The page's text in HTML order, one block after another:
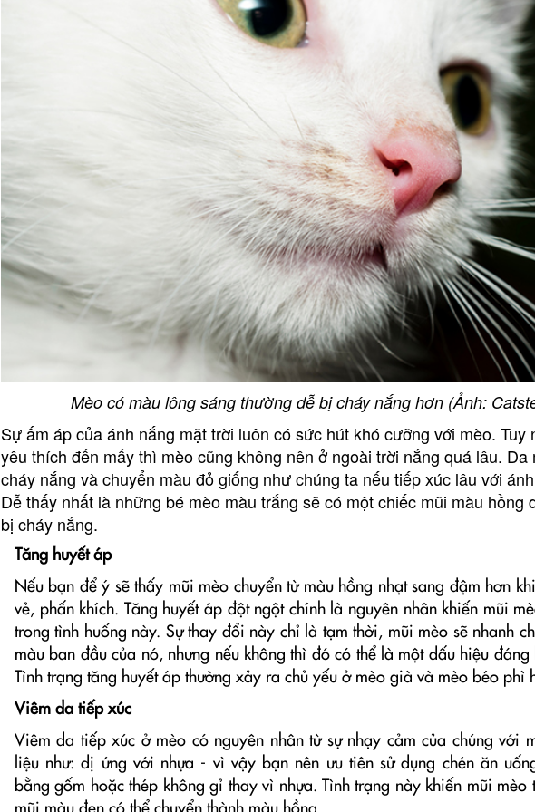
Mèo có màu lông sáng thường dễ bị cháy nắng hơn (Ảnh:
Sự ấm áp của ánh nắng mặt trời luôn có sức hút khó cưỡng với mèo. Tuy
yêu thích đến mấy thì mèo cũng không nên ở ngoài trời nắng quá lâu. Da
cháy nắng và chuyển màu đỏ giống như chúng ta nếu tiếp xúc lâu với
Dễ thấy nhất là những bé mèo màu trắng sẽ có một chiếc mũi màu hồng
bị cháy nắng.
Tăng huyết áp
Nếu bạn để ý sẽ thấy mũi mèo chuyển từ màu hồng nhạt sang đậm hơn
vẻ, phấn khích. Tăng huyết áp đột ngột chính là nguyên nhân khiến mũi
trong tình huống này. Sự thay đổi này chỉ là tạm thời, mũi mèo sẽ nhanh
màu ban đầu của nó, nhưng nếu không thì đó có thể là một dấu hiệu
Tình trạng tăng huyết áp thường xảy ra chủ yếu ở mèo già và mèo béo phì
Viêm da tiếp xúc
Viêm da tiếp xúc ở mèo có nguyên nhân từ sự nhạy cảm của chúng với
liệu như: dị ứng với nhựa - vì vậy bạn nên ưu tiên sử dụng chén ăn
bằng gốm hoặc thép không gỉ thay vì nhựa. Tình trạng này khiến mũi mèo